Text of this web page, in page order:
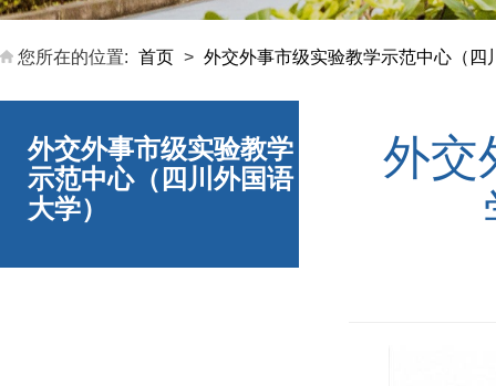
您所在的位置: 首页 > 外交外事市级实验教学示范中心（四
外交外事市级实验教学
示范中心（四川外国语
大学）
外交